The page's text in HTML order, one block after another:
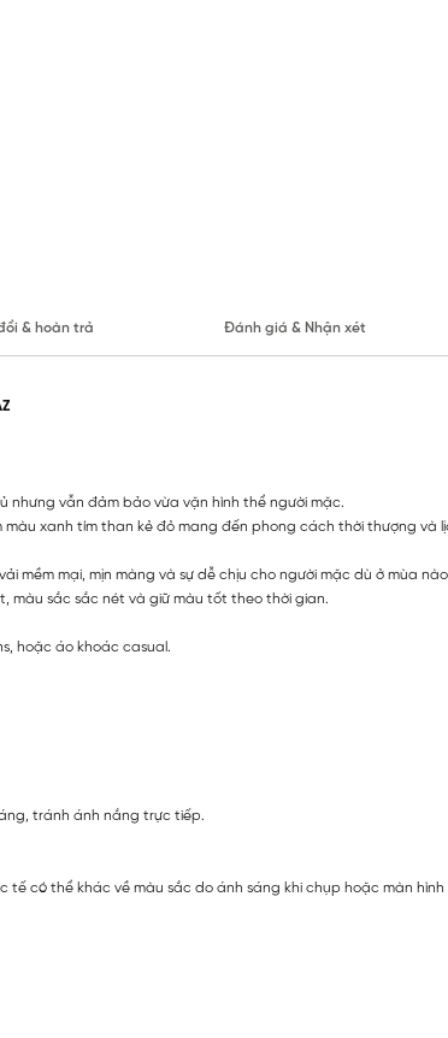
& hoàn trả Đánh giá & Nhận xét
nhưng vẫn đảm bảo vừa vặn hình thể người mặc.
màu xanh tím than kẻ đỏ mang đến phong cách thời thượng và
mềm mại, mịn màng và sự dễ chịu cho người mặc dù ở mùa
màu sắc sắc nét và giữ màu tốt theo thời gian.
hoặc áo khoác casual.
tránh ánh nắng trực tiếp.
tế có thể khác về màu sắc do ánh sáng khi chụp hoặc màn